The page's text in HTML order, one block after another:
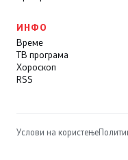
ИНФО
Време
ТВ програма
Хороскоп
RSS
Услови на користење